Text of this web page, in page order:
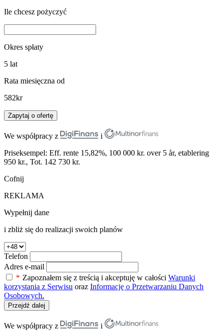
Ile chcesz pożyczyć
Okres spłaty
5 lat
Rata miesięczna od
582kr
Zapytaj o ofertę
We współpracy z
i
Priseksempel: Eff. rente 15,82%, 100 000 kr. over 5 år, etablering
950 kr., Tot. 142 730 kr.
Cofnij
REKLAMA
Wypełnij dane
i zbliż się do realizacji swoich planów
Telefon
Adres e-mail
* Zapoznałem się z treścią i akceptuję w całości Warunki
korzystania z Serwisu oraz Informację o Przetwarzaniu Danych
Osobowych.
Przejdź dalej
We współpracy z
i